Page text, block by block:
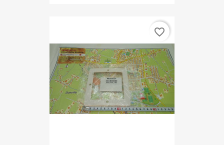
favorite_border